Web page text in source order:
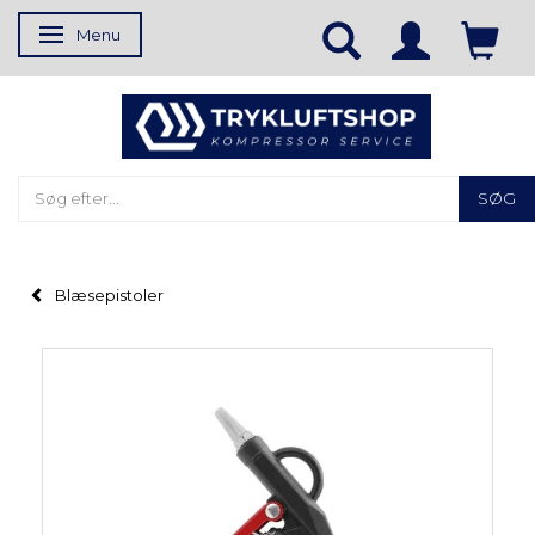
Skifte navigation
Menu
SØG
Blæsepistoler